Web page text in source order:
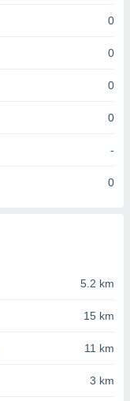
0
0
0
0
-
0
5.2 km
15 km
11 km
3 km